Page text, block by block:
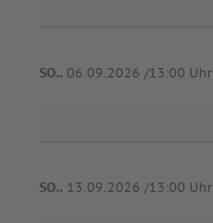
SO.. 06.09.2026 /13:00 Uhr
SO.. 13.09.2026 /13:00 Uhr